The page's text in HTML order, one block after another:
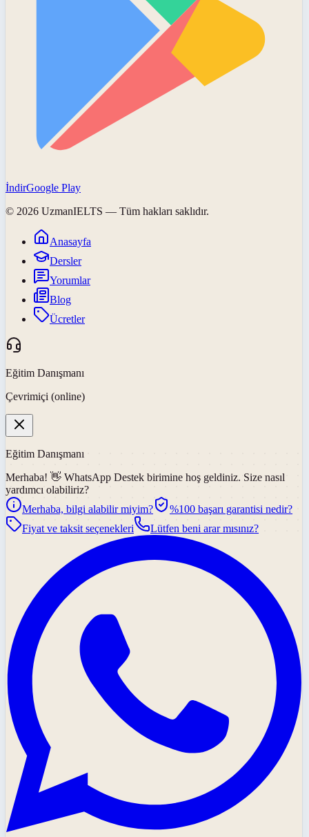
İndirGoogle Play
© 2026 UzmanIELTS — Tüm hakları saklıdır.
Anasayfa
Dersler
Yorumlar
Blog
Ücretler
Eğitim Danışmanı
Çevrimiçi (online)
Eğitim Danışmanı
Merhaba! 👋 WhatsApp Destek birimine hoş geldiniz. Size nasıl
yardımcı olabiliriz?
Merhaba, bilgi alabilir miyim?
%100 başarı garantisi nedir?
Fiyat ve taksit seçenekleri
Lütfen beni arar mısınız?